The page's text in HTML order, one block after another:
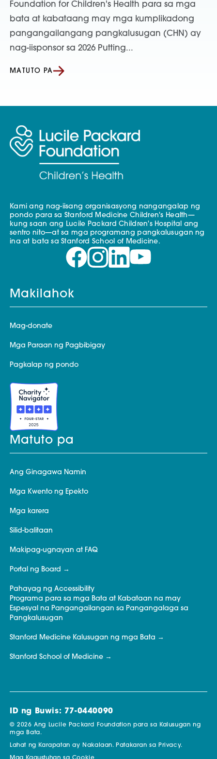
Foundation for Children's Health para sa mga
bata at kabataang may mga kumplikadong
pangangailangang pangkalusugan (CHN) ay
nag-iisponsor sa 2026 Putting...
MATUTO PA
Kami ang nag-iisang organisasyong nangangalap ng
pondo para sa Stanford Medicine Children's Health—
kung saan ang Lucile Packard Children's Hospital ang
sentro nito—at sa mga programang pangkalusugan ng
ina at bata sa Stanford School of Medicine.
Makilahok
Mag-donate
Mga Paraan ng Pagbibigay
Pagkalap ng pondo
Matuto pa
Ang Ginagawa Namin
Mga Kwento ng Epekto
Mga karera
Silid-balitaan
Makipag-ugnayan at FAQ
Portal ng Board
Pahayag ng Accessibility
Programa para sa mga Bata at Kabataan na may
Espesyal na Pangangailangan sa Pangangalaga sa
Pangkalusugan
Stanford Medicine Kalusugan ng mga Bata
Stanford School of Medicine
ID ng Buwis: 77-0440090
© 2026 Ang Lucile Packard Foundation para sa Kalusugan ng
mga Bata.
Lahat ng Karapatan ay Nakalaan. Patakaran sa Privacy.